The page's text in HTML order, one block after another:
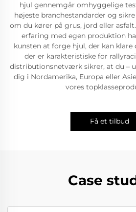
hjul gennemgår omhyggelige
højeste branchestandarder og
om du kører på grus, jord eller
erfaring med egen produktion
kunsten at forge hjul, der kan klare
der er karakteristiske for
distributionsnetværk sikrer, at du –
dig i Nordamerika, Europa eller
vores
Få et tilbud
Case